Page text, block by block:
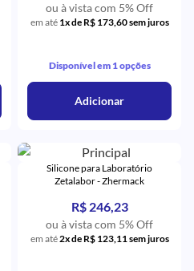
ou à vista com 5% Off
em até 1x de R$ 173,60 sem juros
Disponível em 1 opções
Adicionar
Silicone para Laboratório
Zetalabor - Zhermack
R$ 246,23
ou à vista com 5% Off
em até2x de R$ 123,11 sem juros